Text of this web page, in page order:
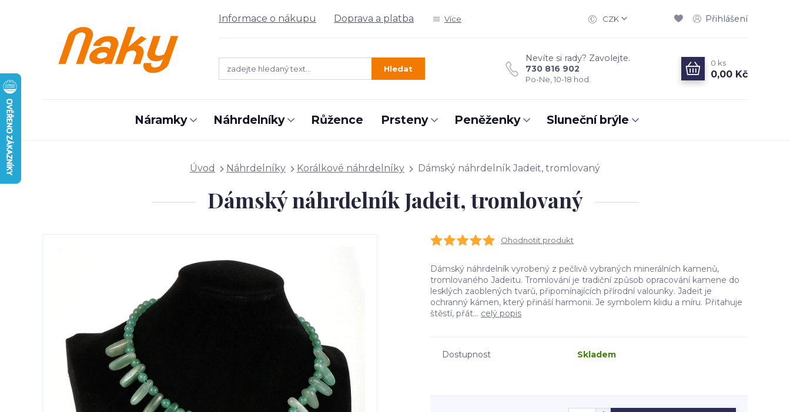
Informace o nákupu Doprava a platba Více CZK Přihlášení
Hledat
Nevíte si rady? Zavolejte.
730 816 902
Po-Ne, 10-18 hod.
0 ks
0,00 Kč
Náramky Náhrdelníky Růžence Prsteny Peněženky Sluneční brýle
Úvod Náhrdelníky Korálkové náhrdelníky Dámský náhrdelník Jadeit, tromlovaný
Dámský náhrdelník Jadeit, tromlovaný
Ohodnotit produkt
Dámský náhrdelník vyrobený z pečlivě vybraných minerálních kamenů,
tromlovaného Jadeitu. Tromlování je tradiční způsob opracování kamene do
lesklých zaoblených tvarů, připomínajících přírodní valounky. Jadeit je
ochranný kámen, který přináší harmonii. Je symbolem klidu a míru. Přitahuje
štěstí, přát... celý popis
Dostupnost Skladem